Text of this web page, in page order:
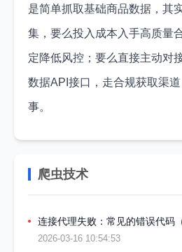
是简单抓取基础商品数据，其
集，要么投入成本入手高质量
定降低风控；要么直接主动对
数据API接口，走合规获取渠
事。
爬虫技术
2026-03-16 10:54:53